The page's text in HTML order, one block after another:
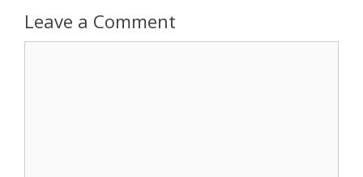
Leave a Comment